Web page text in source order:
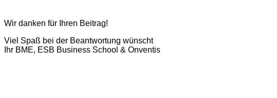
Wir danken für Ihren Beitrag!
Viel Spaß bei der Beantwortung wünscht
Ihr BME, ESB Business School & Onventis